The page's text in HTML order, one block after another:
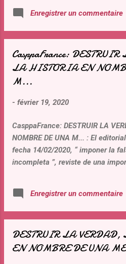
sentara las bases de la
políticos, porque el delito de
proyecto de Ley están orientados
inaplicables en otros juicios, pero
por corrupción tendrían toda la
todos los individuos, sin
permanente y desleal de la
viola la libert...
Enregistrer un commentaire
CasppaFrance:
LA HISTORIA EN
M...
- février 19, 2020
CasppaFrance: DESTRUIR LA
NOMBRE DE UNA M... : El
fecha 14/02/2020, “ imponer la
incompleta ”, reviste de una
Enregistrer un commentaire
DESTRUIR LA
EN NOMBRE DE UNA